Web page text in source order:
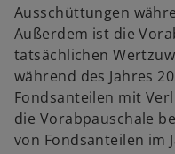
Ausschüttungen
Außerdem ist die
tatsächlichen
während des Jahres
Fondsanteilen mit
die Vorabpauschale
von Fondsanteilen im